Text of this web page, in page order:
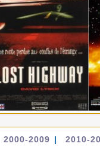
2000-2009 | 2010-